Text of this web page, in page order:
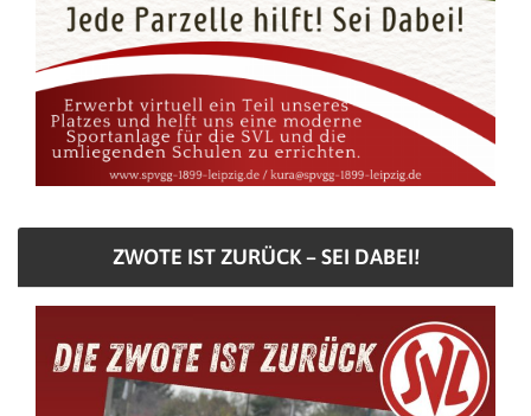
ZWOTE IST ZURÜCK – SEI DABEI!